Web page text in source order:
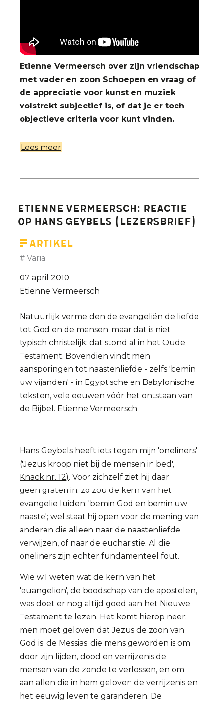
Etienne Vermeersch over zijn vriendschap
met vader en zoon Schoepen en vraag of
de appreciatie voor kunst en muziek
volstrekt subjectief is, of dat je er toch
objectieve criteria voor kunt vinden.
Lees meer
temps
des
cerises’
Etienne Vermeersch: reactie
op Hans Geybels (lezersbrief)
Artikel
Varia
07 april 2010
Etienne Vermeersch
Natuurlijk vermelden de evangeliën de liefde
tot God en de mensen, maar dat is niet
typisch christelijk: dat stond al in het Oude
Testament. Bovendien vindt men
aansporingen tot naastenliefde - zelfs 'bemin
uw vijanden' - in Egyptische en Babylonische
teksten, vele eeuwen vóór het ontstaan van
de Bijbel. Etienne Vermeersch
Hans Geybels heeft iets tegen mijn 'oneliners'
('Jezus kroop niet bij de mensen in bed',
Knack nr. 12). Voor zichzelf ziet hij daar
geen graten in: zo zou de kern van het
evangelie luiden: 'bemin God en bemin uw
naaste'; wel staat hij open voor de mening van
anderen die alleen naar de naastenliefde
verwijzen, of naar de eucharistie. Al die
oneliners zijn echter fundamenteel fout.
Wie wil weten wat de kern van het
'euangelion', de boodschap van de apostelen,
was doet er nog altijd goed aan het Nieuwe
Testament te lezen. Het komt hierop neer:
men moet geloven dat Jezus de zoon van
God is, de Messias, die mens geworden is om
door zijn lijden, dood en verrijzenis de
mensen van de zonde te verlossen, en om
aan allen die in hem geloven de verrijzenis en
het eeuwig leven te garanderen. De